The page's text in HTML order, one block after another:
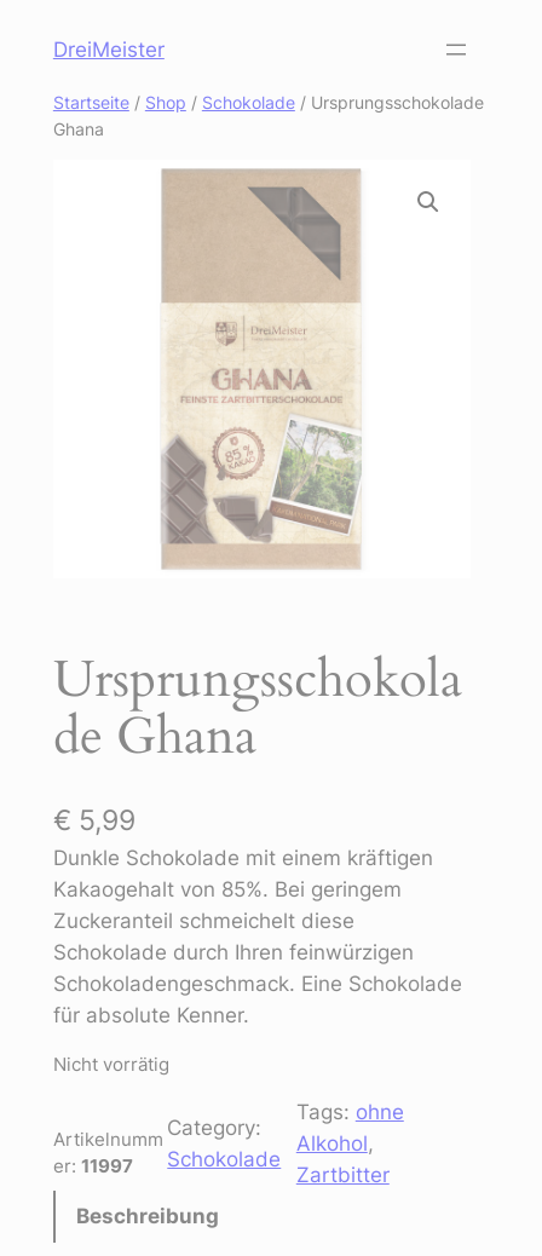
InhaltDreiMeister
Startseite/ Shop / Schokolade/ Ursprungsschokolade
Ghana
Ursprungsschokola
de Ghana
€ 5,99
Dunkle Schokolade mit einem kräftigen
Kakaogehalt von 85%. Bei geringem
Zuckeranteil schmeichelt diese
Schokolade durch Ihren feinwürzigen
Schokoladengeschmack. Eine Schokolade
für absolute Kenner.
Nicht vorrätig
Artikelnumm
er: 11997
Category:
Schokolade
Tags: ohne
Alkohol
Zartbitter
Beschreibung